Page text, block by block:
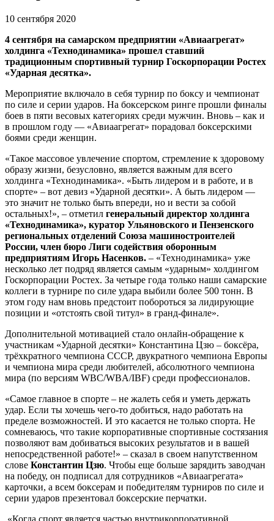
10 сентября 2020
4 сентября на самарском предприятии «Авиаагрегат»
холдинга «Технодинамика» прошел ставший
традиционным спортивный турнир Госкорпорации Ростех
«Ударная десятка».
Мероприятие включало в себя турнир по боксу и чемпионат
по силе и серии ударов. На боксерском ринге прошли финалы
боев в пяти весовых категориях среди мужчин. Вновь – как и
в прошлом году — «Авиаагрегат» порадовал боксерскими
боями среди женщин.
«Такое массовое увлечение спортом, стремление к здоровому
образу жизни, безусловно, является важным для всего
холдинга «Технодинамика». «Быть лидером и в работе, и в
спорте» – вот девиз «Ударной десятки». А быть лидером —
это значит не только быть впереди, но и вести за собой
остальных!», – отметил генеральный директор холдинга
«Технодинамика», куратор Ульяновского и Пензенского
региональных отделений Союза машиностроителей
России, член бюро Лиги содействия оборонным
предприятиям Игорь Насенков. – «Технодинамика» уже
несколько лет подряд является самым «ударным» холдингом
Госкорпорации Ростех. За четыре года только наши самарские
коллеги в турнире по силе удара выбили более 500 тонн. В
этом году нам вновь предстоит побороться за лидирующие
позиции и «отстоять свой титул» в гранд-финале».
Дополнительной мотивацией стало онлайн-обращение к
участникам «Ударной десятки» Константина Цзю – боксёра,
трёхкратного чемпиона СССР, двукратного чемпиона Европы
и чемпиона мира среди любителей, абсолютного чемпиона
мира (по версиям WBC/WBA/IBF) среди профессионалов.
«Самое главное в спорте – не жалеть себя и уметь держать
удар. Если ты хочешь чего-то добиться, надо работать на
пределе возможностей. И это касается не только спорта. Не
сомневаюсь, что такие корпоративные спортивные состязания
позволяют вам добиваться высоких результатов и в вашей
непосредственной работе!» – сказал в своем напутственном
слове Константин Цзю. Чтобы еще больше зарядить заводчан
на победу, он подписал для сотрудников «Авиаагрегата»
карточки, а всем боксерам и победителям турниров по силе и
серии ударов презентовал боксерские перчатки.
«Когда спорт является частью внутрикорпоративной